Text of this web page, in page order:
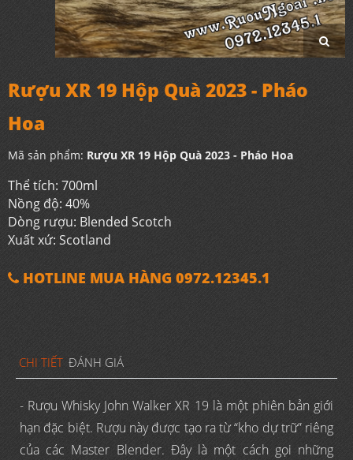
Rượu XR 19 Hộp Quà 2023 - Pháo
Hoa
Mã sản phẩm: Rượu XR 19 Hộp Quà 2023 - Pháo Hoa
Thể tích: 700ml
Nồng độ: 40%
Dòng rượu: Blended Scotch
Xuất xứ: Scotland
HOTLINE MUA HÀNG 0972.12345.1
CHI TIẾT ĐÁNH GIÁ
- Rượu Whisky John Walker XR 19 là một phiên bản giới
hạn đặc biệt. Rượu này được tạo ra từ “kho dự trữ” riêng
của các Master Blender. Đây là một cách gọi những